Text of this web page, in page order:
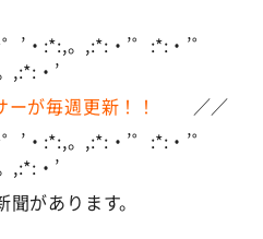
・:*:,。,:*:・’゜:*:・’゜
,:*:・’
が毎週更新！！
／／
・:*:,。,:*:・’゜:*:・’゜
,:*:・’
があります。